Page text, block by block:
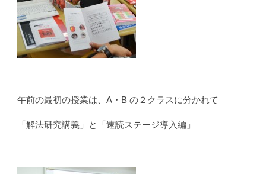
午前の最初の授業は、A・B の２クラスに分かれて
「解法研究講義」と「速読ステージ導入編」